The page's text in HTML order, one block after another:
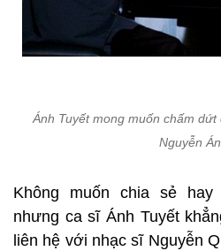
Ánh Tuyết mong muốn chấm
Nguyễn
Không muốn chia sẻ
nhưng ca sĩ Ánh Tuyết
liên hệ với nhạc sĩ Nguyễn